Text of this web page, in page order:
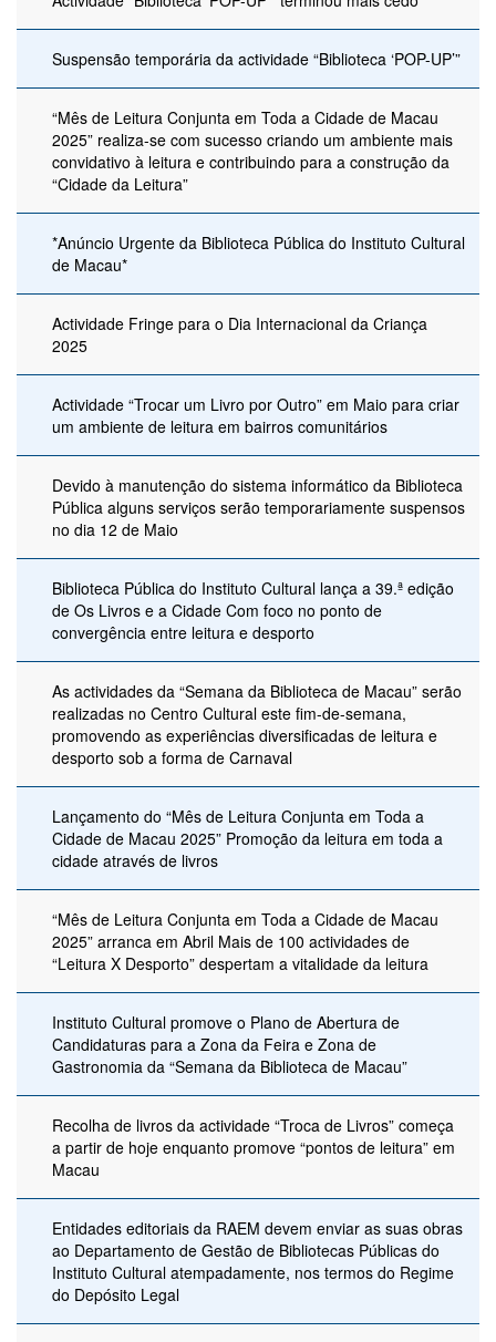
Suspensão temporária da actividade “Biblioteca ‘POP-UP’”
“Mês de Leitura Conjunta em Toda a Cidade de Macau
2025” realiza-se com sucesso criando um ambiente mais
convidativo à leitura e contribuindo para a construção da
“Cidade da Leitura”
*Anúncio Urgente da Biblioteca Pública do Instituto Cultural
de Macau*
Actividade Fringe para o Dia Internacional da Criança
2025
Actividade “Trocar um Livro por Outro” em Maio para criar
um ambiente de leitura em bairros comunitários
Devido à manutenção do sistema informático da Biblioteca
Pública alguns serviços serão temporariamente suspensos
no dia 12 de Maio
Biblioteca Pública do Instituto Cultural lança a 39.ª edição
de Os Livros e a Cidade Com foco no ponto de
convergência entre leitura e desporto
As actividades da “Semana da Biblioteca de Macau” serão
realizadas no Centro Cultural este fim-de-semana,
promovendo as experiências diversificadas de leitura e
desporto sob a forma de Carnaval
Lançamento do “Mês de Leitura Conjunta em Toda a
Cidade de Macau 2025” Promoção da leitura em toda a
cidade através de livros
“Mês de Leitura Conjunta em Toda a Cidade de Macau
2025” arranca em Abril Mais de 100 actividades de
“Leitura X Desporto” despertam a vitalidade da leitura
Instituto Cultural promove o Plano de Abertura de
Candidaturas para a Zona da Feira e Zona de
Gastronomia da “Semana da Biblioteca de Macau”
Recolha de livros da actividade “Troca de Livros” começa
a partir de hoje enquanto promove “pontos de leitura” em
Macau
Entidades editoriais da RAEM devem enviar as suas obras
ao Departamento de Gestão de Bibliotecas Públicas do
Instituto Cultural atempadamente, nos termos do Regime
do Depósito Legal